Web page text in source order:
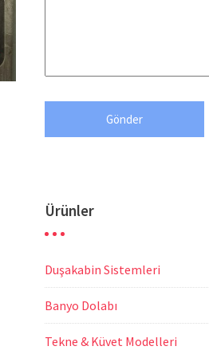
Ürünler
Duşakabin Sistemleri
Banyo Dolabı
Tekne & Küvet Modelleri